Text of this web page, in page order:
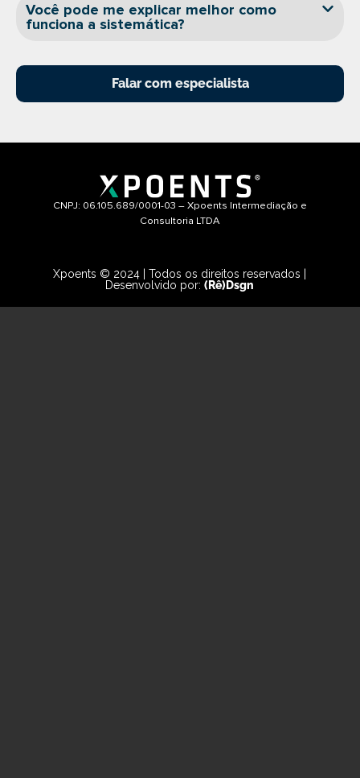
Você pode me explicar melhor como
funciona a sistemática?
Falar com especialista
CNPJ: 06.105.689/0001-03 – Xpoents Intermediação e
Consultoria LTDA
Xpoents © 2024 | Todos os direitos reservados |
Desenvolvido por:(Rê)Dsgn